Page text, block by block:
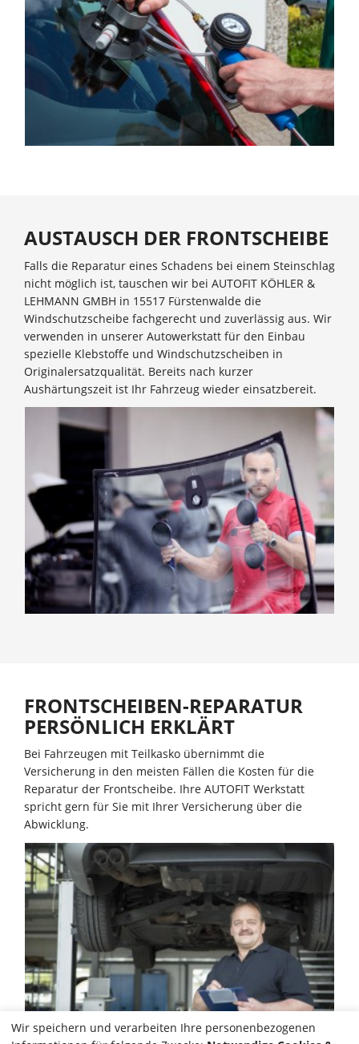
AUSTAUSCH DER FRONTSCHEIBE
Falls die Reparatur eines Schadens bei einem Steinschlag
nicht möglich ist, tauschen wir bei AUTOFIT KÖHLER &
LEHMANN GMBH in 15517 Fürstenwalde die
Windschutzscheibe fachgerecht und zuverlässig aus. Wir
verwenden in unserer Autowerkstatt für den Einbau
spezielle Klebstoffe und Windschutzscheiben in
Originalersatzqualität. Bereits nach kurzer
Aushärtungszeit ist Ihr Fahrzeug wieder einsatzbereit.
FRONTSCHEIBEN-REPARATUR
PERSÖNLICH ERKLÄRT
Bei Fahrzeugen mit Teilkasko übernimmt die
Versicherung in den meisten Fällen die Kosten für die
Reparatur der Frontscheibe. Ihre AUTOFIT Werkstatt
spricht gern für Sie mit Ihrer Versicherung über die
Abwicklung.
Wir speichern und verarbeiten Ihre personenbezogenen